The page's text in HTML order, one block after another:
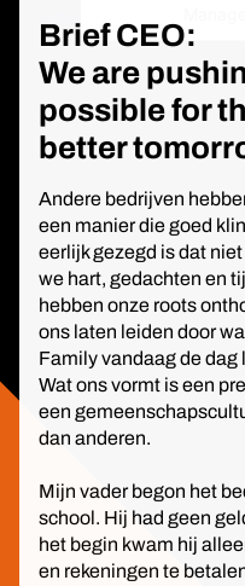
Brief CEO:
We are
possible for
better
Andere bedrijven
een manier die goed
eerlijk gezegd is dat
we hart, gedachten en
hebben onze roots
ons laten leiden door
Family vandaag de dag
Wat ons vormt is een
een
dan anderen.
Mijn vader begon het
school. Hij had geen
het begin kwam hij
en rekeningen te